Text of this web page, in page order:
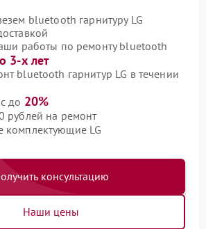
bluetooth гарнитуру LG
работы по ремонту bluetooth
3-х лет
bluetooth гарнитур LG в течении
до 20%
рублей на ремонт
комплектующие LG
консультацию
Наши цены